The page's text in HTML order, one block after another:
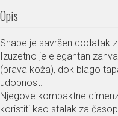
Opis
Shape je savršen dodatak
Izuzetno je elegantan
(prava koža), dok blago
udobnost.
Njegove kompaktne
koristiti kao stalak za